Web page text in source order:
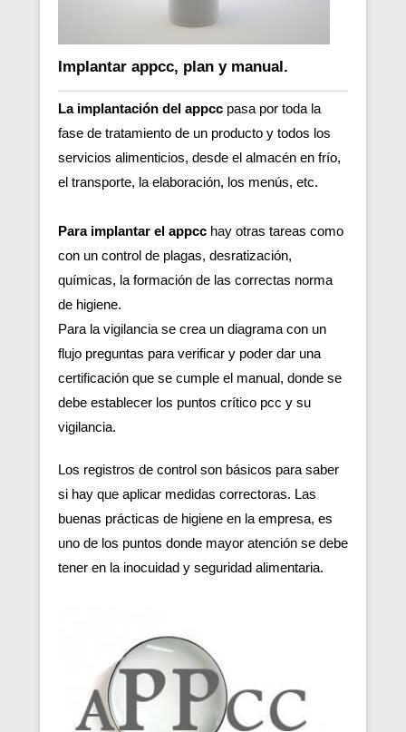
Implantar appcc, plan y manual.
La implantación del appcc pasa por toda la
fase de tratamiento de un producto y todos los
servicios alimenticios, desde el almacén en frío,
el transporte, la elaboración, los menús, etc.
Para implantar el appcc hay otras tareas como
con un control de plagas, desratización,
químicas, la formación de las correctas norma
de higiene.
Para la vigilancia se crea un diagrama con un
flujo preguntas para verificar y poder dar una
certificación que se cumple el manual, donde se
debe establecer los puntos crítico pcc y su
vigilancia.
Los registros de control son básicos para saber
si hay que aplicar medidas correctoras. Las
buenas prácticas de higiene en la empresa, es
uno de los puntos donde mayor atención se debe
tener en la inocuidad y seguridad alimentaria.